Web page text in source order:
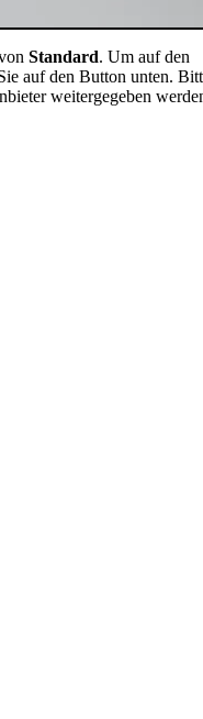
Standard. Um auf den
auf den Button unten.
weitergegeben